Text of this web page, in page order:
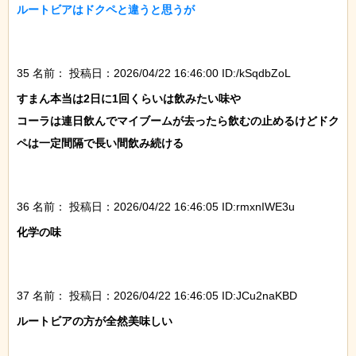
ルートビアはドクペと違うと思うが
35 名前：
投稿日：2026/04/22 16:46:00 ID:/kSqdbZoL
すまん本当は2日に1回くらいは飲みたい味や
コーラは連日飲んでマイブームが去ったら飲むの止めるけどドク
ペは一定間隔で長い間飲み続ける
36 名前：
投稿日：2026/04/22 16:46:05 ID:rmxnIWE3u
化学の味
37 名前：
投稿日：2026/04/22 16:46:05 ID:JCu2naKBD
ルートビアの方が全然美味しい